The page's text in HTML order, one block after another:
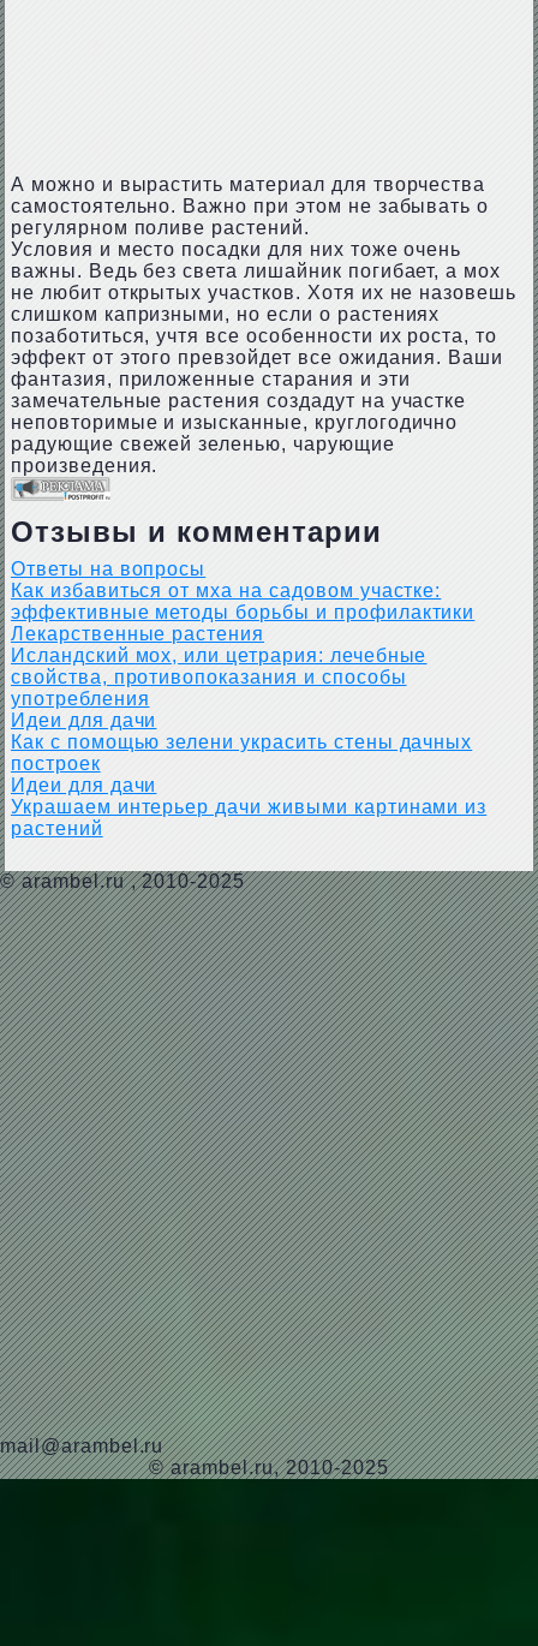
А можно и вырастить материал для творчества
самостоятельно. Важно при этом не забывать о
регулярном поливе растений.
Условия и место посадки для них тоже очень
важны. Ведь без света лишайник погибает, а мох
не любит открытых участков. Хотя их не назовешь
слишком капризными, но если о растениях
позаботиться, учтя все особенности их роста, то
эффект от этого превзойдет все ожидания. Ваши
фантазия, приложенные старания и эти
замечательные растения создадут на участке
неповторимые и изысканные, круглогодично
радующие свежей зеленью, чарующие
произведения.
Отзывы и комментарии
Ответы на вопросы
Как избавиться от мха на садовом участке:
эффективные методы борьбы и профилактики
Лекарственные растения
Исландский мох, или цетрария: лечебные
свойства, противопоказания и способы
употребления
Идеи для дачи
Как с помощью зелени украсить стены дачных
построек
Идеи для дачи
Украшаем интерьер дачи живыми картинами из
растений
© arambel.ru, 2010-2025
mail@arambel.ru
© arambel.ru, 2010-2025